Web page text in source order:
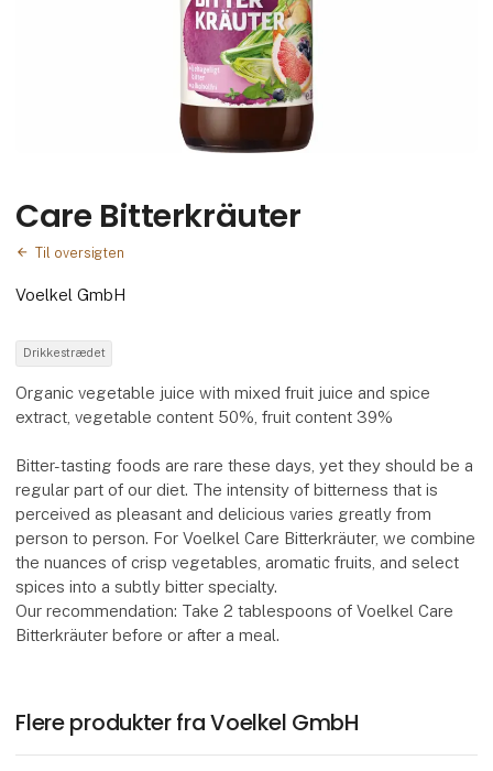
Care Bitterkräuter
Til oversigten
Voelkel GmbH
Drikkestrædet
Organic vegetable juice with mixed fruit juice and spice
extract, vegetable content 50%, fruit content 39%
Bitter-tasting foods are rare these days, yet they should be a
regular part of our diet. The intensity of bitterness that is
perceived as pleasant and delicious varies greatly from
person to person. For Voelkel Care Bitterkräuter, we combine
the nuances of crisp vegetables, aromatic fruits, and select
spices into a subtly bitter specialty.
Our recommendation: Take 2 tablespoons of Voelkel Care
Bitterkräuter before or after a meal.
Flere produkter fra Voelkel GmbH